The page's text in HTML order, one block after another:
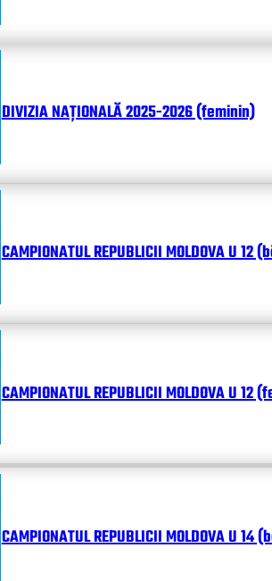
DIVIZIA NAȚIONALĂ 2025-2026 (feminin)
CAMPIONATUL REPUBLICII MOLDOVA U 12
CAMPIONATUL REPUBLICII MOLDOVA U 12
CAMPIONATUL REPUBLICII MOLDOVA U 14